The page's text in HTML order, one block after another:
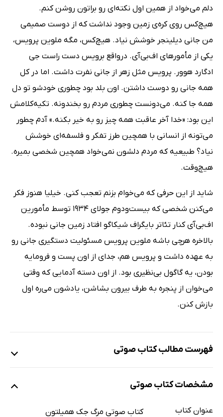
دلم می‌خواد از همین اول نکته‌ای رو براتون روشن کنم.
هیچ‌کس روی کره‌ی زمین وجود نداشت که از دوست صمیمی
من جانی دیلینجر خوشش نیاد. هیچ‌کس، مگه ملوین پرویس،
یکی از مأمورهای اف‌بی‌آی. درواقع برویس دست راست جی
ادگارد هوور. پرویس مثل زهر از جانی نفرت داشت. اما در کل
همه جانی رو دوست داشتن. اون بلد بود چطوری خودشو تو دل
همه جا کنه. می‌دونست چطوری مردم رو بخندونه. تکیه‌کلامش
این بود: «خدا آخر عاقبت همه چیز رو به خیر بکنه.» آدم چطور
می‌تونه از انسانی با همچین طرز تفکر و فلسفه‌ای خوشش
نیاد؟ طبیعیه که مردم دلشون نمی‌خواد همچین شخصی بمیره.
هیچ‌وقت.
شاید از این حرفی که می‌خوام بزنم تعجب کنی. خیلیا هنوز فکر
می‌کنن شخصی که بیست‌ودوم جولای 1934 توسط مأمورین
اف‌بی‌آی کنار تئاتر بایگراف شیکاگو افتاد زمین جانی نبوده.
بالاخره هرچی باشه ملوین پرویس مسئولیت دستگیری جانی رو
به عهده داشت و پرویس هم، جدای از اون پست و فرومایه
بودن، یه گاگول بی‌نظیری بود. از اون دسته آدمایی که وقتی
می‌خوان از پنجره به طرف بیرون بشاشن، یادشون می‌ره اول
بازش کنن.
فهرست مطالب کتاب صوتی
نمونه
معرفی
مشخصات کتاب صوتی
عنوان کتاب
کتاب صوتی مرگ جک همیلتون